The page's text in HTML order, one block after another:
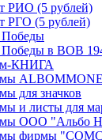
РИО (5 рублей)
РГО (5 рублей)
Победы
Победы в ВОВ
КНИГА
для значков
и листы для
ООО "Альбо
фирмы